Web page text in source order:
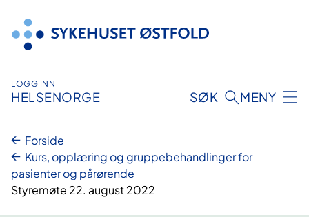
innhold
LOGG INN
HELSENORGE SØK MENY
Forside
Kurs, opplæring og gruppebehandlinger for
pasienter og pårørende
Styremøte 22. august 2022